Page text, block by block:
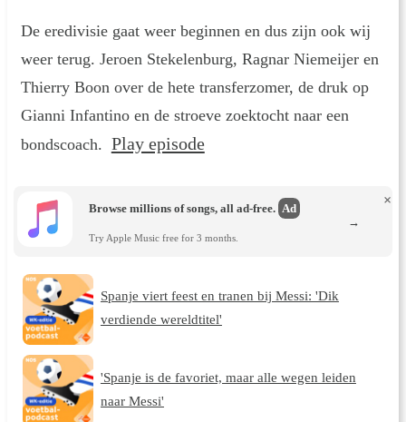
De eredivisie gaat weer beginnen en dus zijn ook wij
weer terug. Jeroen Stekelenburg, Ragnar Niemeijer en
Thierry Boon over de hete transferzomer, de druk op
Gianni Infantino en de stroeve zoektocht naar een
bondscoach. Play episode
Browse millions of songs, all ad-free. Ad
Try Apple Music free for 3 months.
×
→
Spanje viert feest en tranen bij Messi: 'Dik
verdiende wereldtitel'
'Spanje is de favoriet, maar alle wegen leiden
naar Messi'